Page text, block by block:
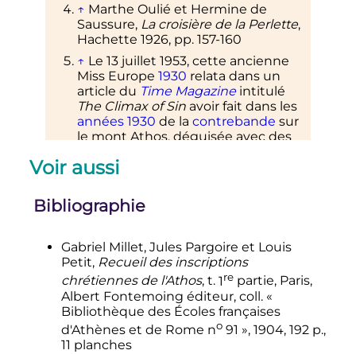
↑ Marthe Oulié et Hermine de
Saussure, La croisière de la Perlette,
Hachette 1926, pp. 157-160
↑ Le 13 juillet 1953, cette ancienne
Miss Europe 1930 relata dans un
article du Time Magazineintitulé
The Climax of Sinavoir fait dans les
années 1930 de la contrebande sur
le mont Athos, déguisée avec des
↑Article sur Droit des religions.net
du mont Athos
82
lire en ligne
.
↑pravoslavie.ru , le 7 mars 2014
↑« Mont Athos », surUNESCO
Centre du patrimoine mondial
(consulté le24 octobre 2020)
Voir aussi
Bibliographie
Gabriel Millet, Jules Pargoire et Louis
Petit, Recueil des inscriptions
chrétiennes de l'Athos, t. 1repartie, Paris,
Albert Fontemoing éditeur, coll.«
Bibliothèque des Écoles françaises
d'Athènes et de Rome no91 », 1904, 192 p.,
11 planches